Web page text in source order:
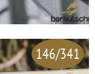
146/341